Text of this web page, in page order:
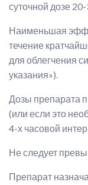
суточной дозе 20-
Наименьшая
течение
для облегчения
указания»).
Дозы препарата
(или если это
4-х часовой
Не следует
Препарат